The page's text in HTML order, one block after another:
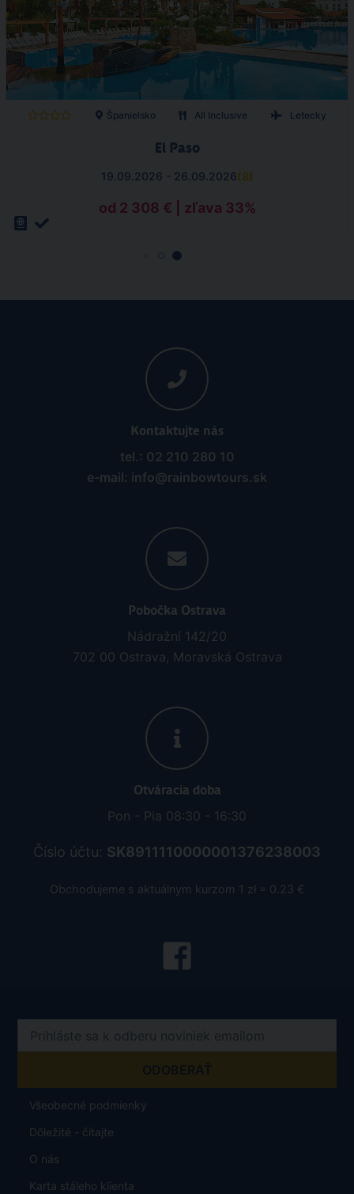
Španielsko All Inclusive Letecky
El Paso
19.09.2026 - 26.09.2026(8)
od 2 308 € | zľava 33%
Kontaktujte nás
tel.: 02 210 280 10
e-mail: info@rainbowtours.sk
Pobočka Ostrava
Nádražní 142/20
702 00 Ostrava, Moravská Ostrava
Otváracia doba
Pon - Pia 08:30 - 16:30
Číslo účtu: SK8911110000001376238003
Obchodujeme s aktuálnym kurzom 1 zł = 0.23 €
Všeobecné podmienky
Dôležité - čítajte
O nás
Karta stáleho klienta